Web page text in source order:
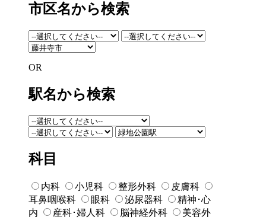
市区名から検索
OR
駅名から検索
科目
内科 小児科 整形外科
皮膚科
耳鼻咽喉科
眼科 泌尿器科
精神･心
内
産科･婦人科 脳神経外科
美容外